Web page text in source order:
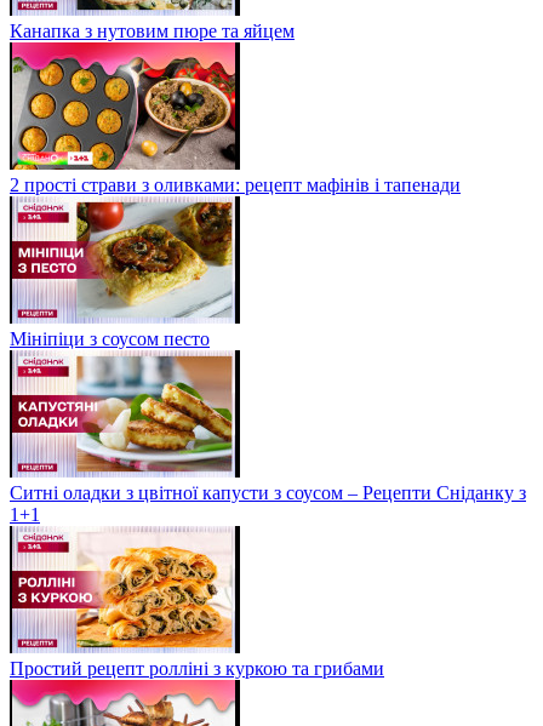
Канапка з нутовим пюре та яйцем
2 прості страви з оливками: рецепт мафінів і тапенади
Мініпіци з соусом песто
Ситні оладки з цвітної капусти з соусом – Рецепти Сніданку з
1+1
Простий рецепт ролліні з куркою та грибами